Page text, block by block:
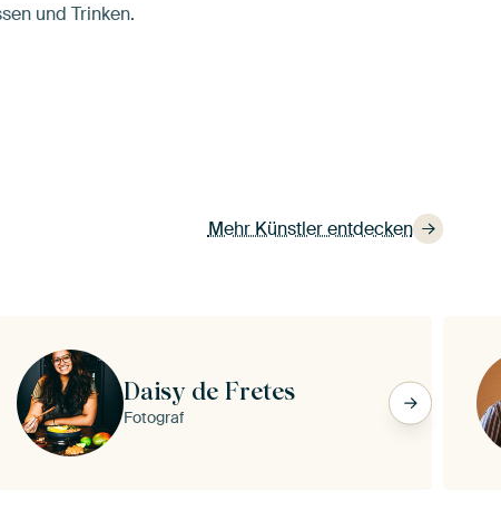
und Trinken.
Mehr Künstler entdecken
Daisy de Fretes
Fotograf